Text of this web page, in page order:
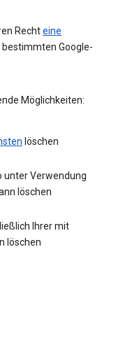
Rechteine
bestimmten Google-
Möglichkeiten:
löschen
unter Verwendung
löschen
Ihrer mit
löschen